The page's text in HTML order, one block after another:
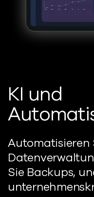
KI und
Automatisieren
Sie Backups,